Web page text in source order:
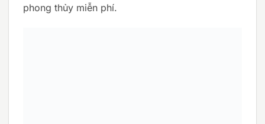
phong thủy miễn phí.